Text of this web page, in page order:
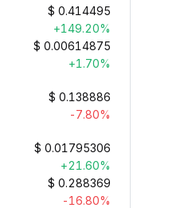
$ 0.414495
+149.20%
$ 0.00614875
+1.70%
$ 0.138886
-7.80%
$ 0.01795306
+21.60%
$ 0.288369
-16.80%